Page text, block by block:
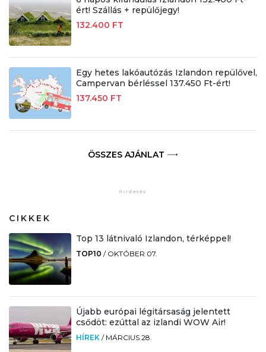
ért! Szállás + repülőjegy!
132.400 FT
Egy hetes lakóautózás Izlandon repülővel,
Campervan bérléssel 137.450 Ft-ért!
137.450 FT
ÖSSZES AJÁNLAT
CIKKEK
Top 13 látnivaló Izlandon, térképpel!
TOP10 / OKTÓBER 07.
Újabb európai légitársaság jelentett
csődöt: ezúttal az izlandi WOW Air!
HÍREK / MÁRCIUS 28.